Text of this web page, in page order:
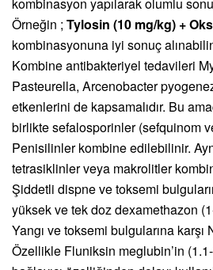
Örneğin ; Tylosin (10 mg/kg) +
kombinasyonuna iyi sonuç
Kombine antibakteriyel tedavileri
Pasteurella, Arcenobacter
etkenlerini de kapsamalıdır. Bu
birlikte sefalosporinler (sefquinom
Penisilinler kombine edilebilinir.
tetrasiklinler veya makrolitler
Şiddetli dispne ve toksemi
yüksek ve tek doz dexamethazon
Yangı ve toksemi bulgularına karşı
Özellikle Fluniksin meglubin’in